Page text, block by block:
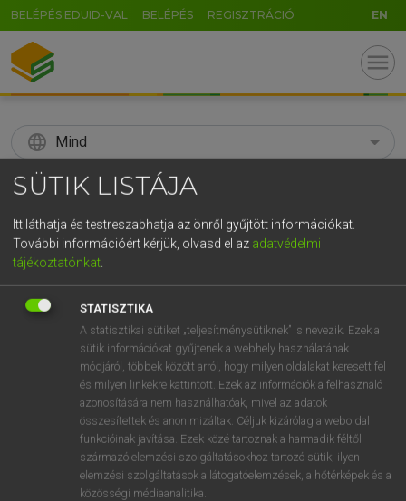
BELÉPÉS EDUID-VAL BELÉPÉS REGISZTRÁCIÓ EN
menu
language Mind
search
KERESÉS
Díjmentes angol szótár
interlaced/intertwined branches/twigs of a
tree
keresése szótárainkban
SÜTIK LISTÁJA
Itt láthatja és testreszabhatja az önről gyűjtött információkat.
További információért kérjük, olvasd el az adatvédelmi
tájékoztatónkat
STATISZTIKA
A statisztikai sütiket „teljesítménysütiknek” is nevezik. Ezek a
sütik információkat gyűjtenek a webhely használatának
módjáról, többek között arról, hogy milyen oldalakat keresett fel
és milyen linkekre kattintott. Ezek az információk a felhasználó
azonosítására nem használhatóak, mivel az adatok
összesítettek és anonimizáltak. Céljuk kizárólag a weboldal
funkcióinak javítása. Ezek közé tartoznak a harmadik féltől
származó elemzési szolgáltatásokhoz tartozó sütik; ilyen
elemzési szolgáltatások a látogatóelemzések, a hőtérképek és a
közösségi médiaanalitika.
GR
5 6 7 8 9 ö ü ó
r t z u i o p ő ú
k l ű
n m , . - AltGr